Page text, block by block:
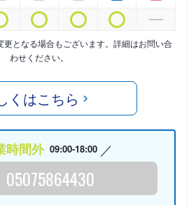
となる場合もございます。詳細はお問い合
わせください。
くはこちら
時間外 09:00-18:00
05075864430